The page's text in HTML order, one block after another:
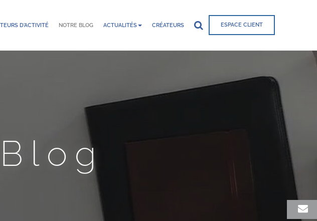
D'ACTIVITÉ NOTRE BLOG ACTUALITÉS CRÉATEURS ESPACE CLIENT